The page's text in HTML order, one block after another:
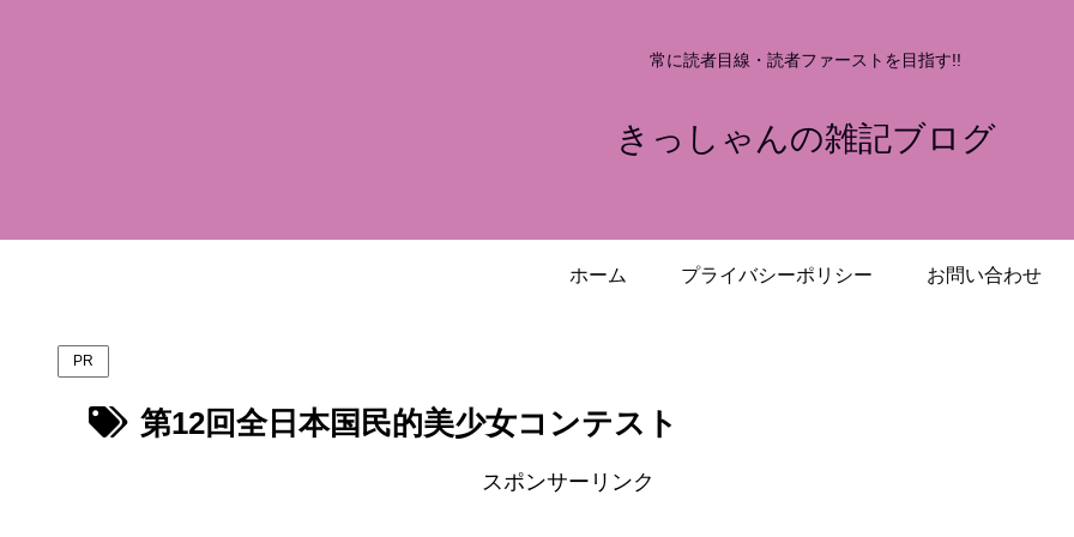
常に読者目線・読者ファーストを目指す!!
きっしゃんの雑記ブログ
ホーム プライバシーポリシー お問い合わせ
PR
第12回全日本国民的美少女コンテスト
スポンサーリンク